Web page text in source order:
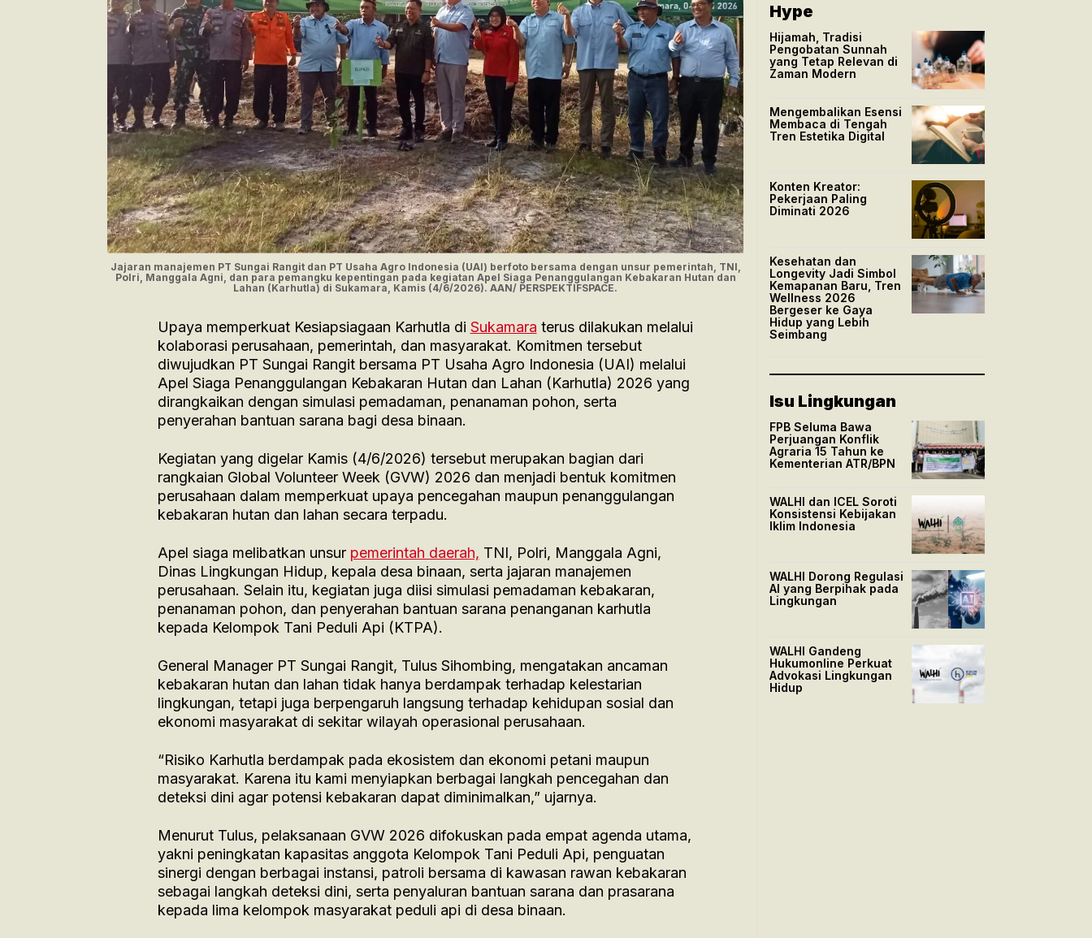
Jajaran manajemen PT Sungai Rangit dan PT Usaha Agro Indonesia (UAI) berfoto bersama dengan unsur pemerintah, TNI,
Polri, Manggala Agni, dan para pemangku kepentingan pada kegiatan Apel Siaga Penanggulangan Kebakaran Hutan dan
Lahan (Karhutla) di Sukamara, Kamis (4/6/2026). AAN/ PERSPEKTIFSPACE.
Upaya memperkuat Kesiapsiagaan Karhutla di Sukamara terus dilakukan melalui
kolaborasi perusahaan, pemerintah, dan masyarakat. Komitmen tersebut
diwujudkan PT Sungai Rangit bersama PT Usaha Agro Indonesia (UAI) melalui
Apel Siaga Penanggulangan Kebakaran Hutan dan Lahan (Karhutla) 2026 yang
dirangkaikan dengan simulasi pemadaman, penanaman pohon, serta
penyerahan bantuan sarana bagi desa binaan.
Kegiatan yang digelar Kamis (4/6/2026) tersebut merupakan bagian dari
rangkaian Global Volunteer Week (GVW) 2026 dan menjadi bentuk komitmen
perusahaan dalam memperkuat upaya pencegahan maupun penanggulangan
kebakaran hutan dan lahan secara terpadu.
Apel siaga melibatkan unsur pemerintah daerah, TNI, Polri, Manggala Agni,
Dinas Lingkungan Hidup, kepala desa binaan, serta jajaran manajemen
perusahaan. Selain itu, kegiatan juga diisi simulasi pemadaman kebakaran,
penanaman pohon, dan penyerahan bantuan sarana penanganan karhutla
kepada Kelompok Tani Peduli Api (KTPA).
General Manager PT Sungai Rangit, Tulus Sihombing, mengatakan ancaman
kebakaran hutan dan lahan tidak hanya berdampak terhadap kelestarian
lingkungan, tetapi juga berpengaruh langsung terhadap kehidupan sosial dan
ekonomi masyarakat di sekitar wilayah operasional perusahaan.
“Risiko Karhutla berdampak pada ekosistem dan ekonomi petani maupun
masyarakat. Karena itu kami menyiapkan berbagai langkah pencegahan dan
deteksi dini agar potensi kebakaran dapat diminimalkan,” ujarnya.
Menurut Tulus, pelaksanaan GVW 2026 difokuskan pada empat agenda utama,
yakni peningkatan kapasitas anggota Kelompok Tani Peduli Api, penguatan
sinergi dengan berbagai instansi, patroli bersama di kawasan rawan kebakaran
sebagai langkah deteksi dini, serta penyaluran bantuan sarana dan prasarana
kepada lima kelompok masyarakat peduli api di desa binaan.
Hype
Hijamah, Tradisi
Pengobatan Sunnah
yang Tetap Relevan di
Zaman Modern
Mengembalikan Esensi
Membaca di Tengah
Tren Estetika Digital
Konten Kreator:
Pekerjaan Paling
Diminati 2026
Kesehatan dan
Longevity Jadi Simbol
Kemapanan Baru, Tren
Wellness 2026
Bergeser ke Gaya
Hidup yang Lebih
Seimbang
Isu Lingkungan
FPB Seluma Bawa
Perjuangan Konflik
Agraria 15 Tahun ke
Kementerian ATR/BPN
WALHI dan ICEL Soroti
Konsistensi Kebijakan
Iklim Indonesia
WALHI Dorong Regulasi
AI yang Berpihak pada
Lingkungan
WALHI Gandeng
Hukumonline Perkuat
Advokasi Lingkungan
Hidup